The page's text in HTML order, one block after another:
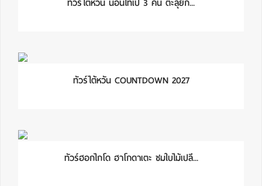
ทัวร์ไต้หวัน COUNTDOWN 2027
ทัวร์ฮอกไกโด ฮาโกดาเตะ ชมใบไม้เปลี...